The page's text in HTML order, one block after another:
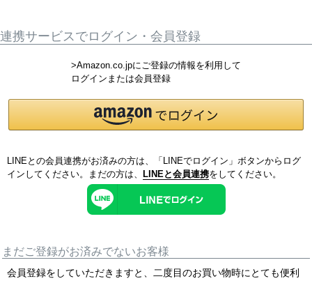
連携サービスでログイン・会員登録
>Amazon.co.jpにご登録の情報を利用して
ログインまたは会員登録
LINEとの会員連携がお済みの方は、「LINEでログイン」ボタンからログ
インしてください。まだの方は、
LINEと会員連携をしてください。
まだご登録がお済みでないお客様
会員登録をしていただきますと、二度目のお買い物時にとても便利